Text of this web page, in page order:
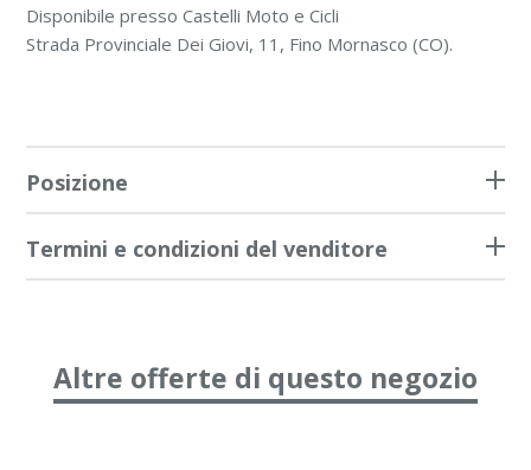
Disponibile presso Castelli Moto e Cicli
Strada Provinciale Dei Giovi, 11, Fino Mornasco (CO).
Posizione
Termini e condizioni del venditore
Altre offerte di questo negozio